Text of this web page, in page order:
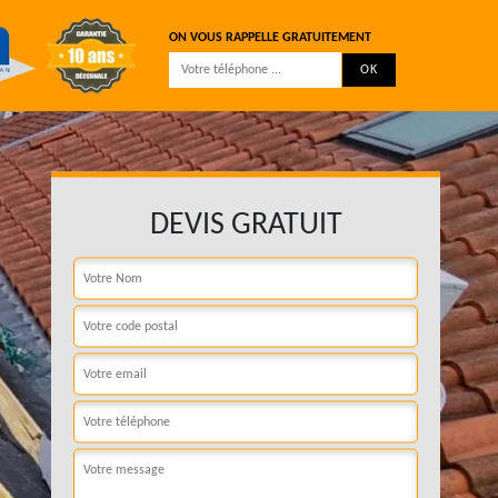
ON VOUS RAPPELLE GRATUITEMENT
DEVIS GRATUIT